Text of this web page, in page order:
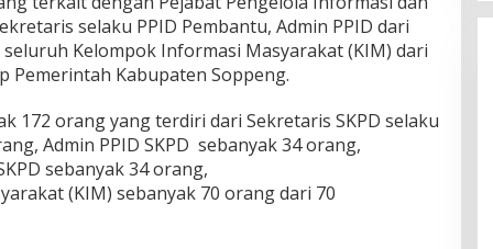
selaku PPID Pembantu, Admin PPID dari
Kelompok Informasi Masyarakat (KIM) dari
Pemerintah Kabupaten Soppeng.
172 orang yang terdiri dari Sekretaris SKPD selaku
Admin PPID SKPD sebanyak 34 orang,
sebanyak 34 orang,
(KIM) sebanyak 70 orang dari 70
Setelah 72 Community, Kini
Wanemo Nyatakan Dukungan